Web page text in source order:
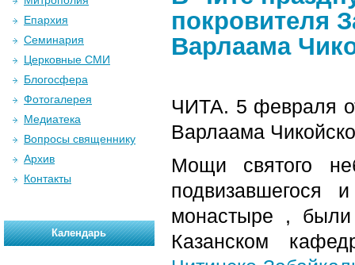
покровителя
Варлаама
ЧИТА. 5 февраля
Варлаама
Мощи святого
подвизавшегося
монастыре ,
Казанском
Епархия
Семинария
Церковные СМИ
Блогосфера
Фотогалерея
Медиатека
Вопросы священнику
Архив
Контакты
Календарь